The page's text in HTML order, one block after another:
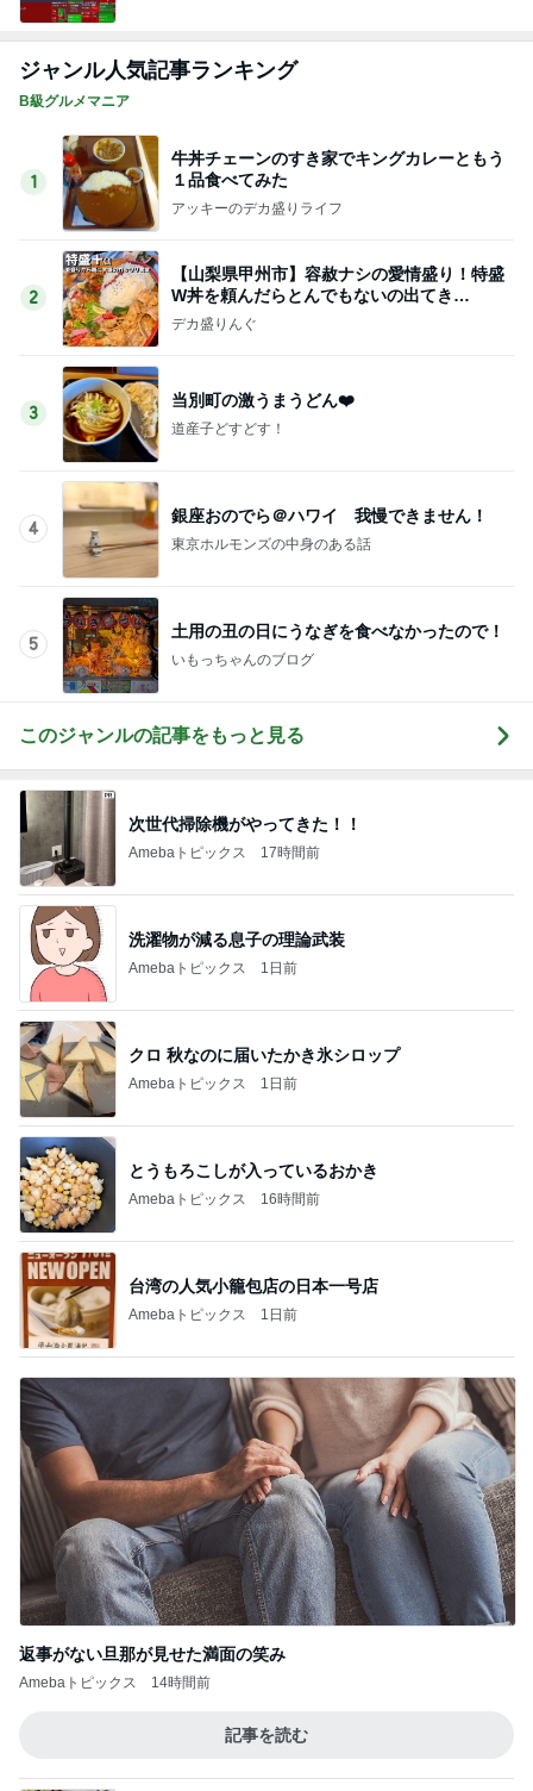
ジャンル人気記事ランキング
B級グルメマニア
1
牛丼チェーンのすき家でキングカレーともう
１品食べてみた
アッキーのデカ盛りライフ
2
【山梨県甲州市】容赦ナシの愛情盛り！特盛
W丼を頼んだらとんでもないの出てき
た…！〜花藤食堂さん〜
デカ盛りんぐ
3
当別町の激うまうどん❤️
道産子どすどす！
4
銀座おのでら＠ハワイ 我慢できません！
東京ホルモンズの中身のある話
5
土用の丑の日にうなぎを食べなかったので！
いもっちゃんのブログ
このジャンルの記事をもっと見る
次世代掃除機がやってきた！！
Amebaトピックス 17時間前
洗濯物が減る息子の理論武装
Amebaトピックス 1日前
クロ 秋なのに届いたかき氷シロップ
Amebaトピックス 1日前
とうもろこしが入っているおかき
Amebaトピックス 16時間前
台湾の人気小籠包店の日本一号店
Amebaトピックス 1日前
返事がない旦那が見せた満面の笑み
Amebaトピックス 14時間前
記事を読む